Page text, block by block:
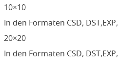
10×10
In den Formaten CSD, DST,EXP,
20×20
In den Formaten CSD, DST,EXP,